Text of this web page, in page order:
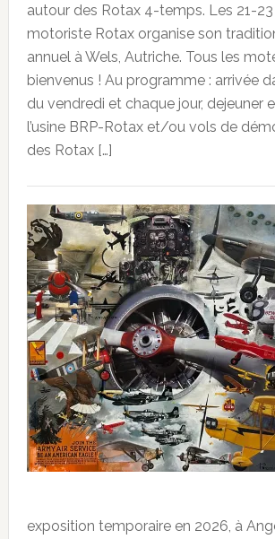
autour des Rotax 4-temps. Les 21-
motoriste Rotax organise son
annuel à Wels, Autriche. Tous les
bienvenus ! Au programme : arrivée
du vendredi et chaque jour, dejeuner
l’usine BRP-Rotax et/ou vols de
des Rotax […]
exposition temporaire en 2026, à